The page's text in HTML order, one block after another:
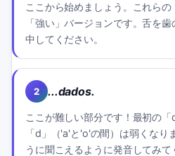
ここから始めましょう。これら
「強い」バージョンです。舌を
中してください。
2 ...dados.
ここが難しい部分です！最初の
「d」（'a'と'o'の間）は弱くなり
うに聞こえるように発音してみて